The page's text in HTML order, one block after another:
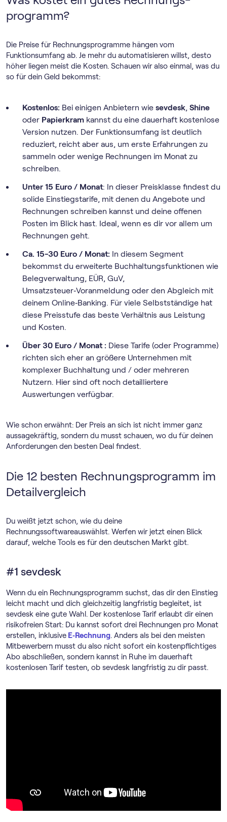
programm?
Die Preise für Rechnungs­programme hängen vom
Funktionsumfang ab. Je mehr du automatisieren willst, desto
höher liegen meist die Kosten. Schauen wir also einmal, was du
so für dein Geld bekommst:
Kostenlos: Bei einigen Anbietern wie sevdesk, Shine
oder Papierkram kannst du eine dauerhaft kostenlose
Version nutzen. Der Funktionsumfang ist deutlich
reduziert, reicht aber aus, um erste Erfahrungen zu
sammeln oder wenige Rechnungen im Monat zu
schreiben.
Unter 15 Euro / Monat: In dieser Preisklasse findest du
solide Einstiegstarife, mit denen du Angebote und
Rechnungen schreiben kannst und deine offenen
Posten im Blick hast. Ideal, wenn es dir vor allem um
Rechnungen geht.
Ca. 15-30 Euro / Monat: In diesem Segment
bekommst du erweiterte Buchhaltungsfunktionen wie
Belegverwaltung, EÜR, GuV,
Umsatzsteuer‑Voranmeldung oder den Abgleich mit
deinem Online‑Banking. Für viele Selbstständige hat
diese Preisstufe das beste Verhältnis aus Leistung
und Kosten.
Über 30 Euro / Monat : Diese Tarife (oder Programme)
richten sich eher an größere Unternehmen mit
komplexer Buchhaltung und / oder mehreren
Nutzern. Hier sind oft noch detailliertere
Auswertungen verfügbar.
Wie schon erwähnt: Der Preis an sich ist nicht immer ganz
aussagekräftig, sondern du musst schauen, wo du für deinen
Anforderungen den besten Deal findest.
Die 12 besten Rechnungs­programm im
Detailvergleich
Du weißt jetzt schon, wie du deine
Rechnungssoftwareauswählst. Werfen wir jetzt einen Blick
darauf, welche Tools es für den deutschen Markt gibt.
#1 sevdesk
Wenn du ein Rechnungs­programm suchst, das dir den Einstieg
leicht macht und dich gleichzeitig langfristig begleitet, ist
sevdesk eine gute Wahl. Der kostenlose Tarif erlaubt dir einen
risikofreien Start: Du kannst sofort drei Rechnungen pro Monat
erstellen, inklusive E‑Rechnung. Anders als bei den meisten
Mitbewerbern musst du also nicht sofort ein kostenpflichtiges
Abo abschließen, sondern kannst in Ruhe im dauerhaft
kostenlosen Tarif testen, ob sevdesk langfristig zu dir passt.